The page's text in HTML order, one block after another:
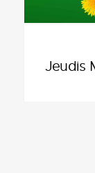
Jeudis